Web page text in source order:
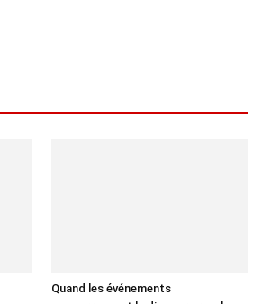
Quand les événements